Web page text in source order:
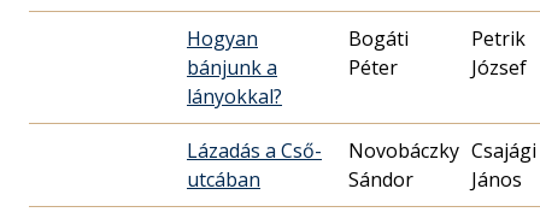
Hogyan
bánjunk a
lányokkal?
Bogáti
Péter
Petrik
József
Lázadás a Cső-
utcában
Novobáczky
Sándor
Csajági
János